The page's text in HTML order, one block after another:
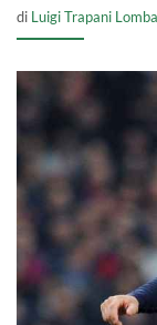
di Luigi Trapani